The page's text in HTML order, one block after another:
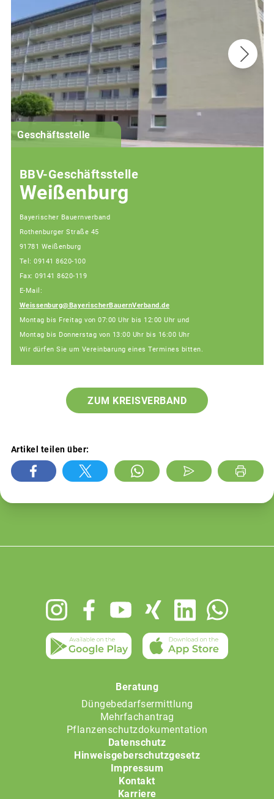
Geschäftsstelle
BBV-Geschäftsstelle
Weißenburg
Bayerischer Bauernverband
Rothenburger Straße 45
91781 Weißenburg
Tel: 09141 8620-100
Fax: 09141 8620-119
E-Mail:
Weissenburg@BayerischerBauernVerband.de
Montag bis Freitag von 07:00 Uhr bis 12:00 Uhr und
Montag bis Donnerstag von 13:00 Uhr bis 16:00 Uhr
Wir dürfen Sie um Vereinbarung eines Termines bitten.
ZUM KREISVERBAND
Artikel teilen über:
Beratung
Düngebedarfsermittlung
Mehrfachantrag
Pflanzenschutzdokumentation
Datenschutz
Hinweisgeberschutzgesetz
Impressum
Kontakt
Karriere